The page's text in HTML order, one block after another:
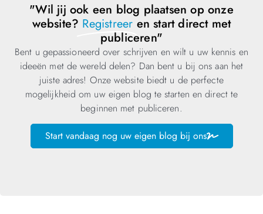
"Wil jij ook een blog plaatsen op onze
website? Registreer en start direct met
publiceren"
Bent u gepassioneerd over schrijven en wilt u uw kennis en
ideeën met de wereld delen? Dan bent u bij ons aan het
juiste adres! Onze website biedt u de perfecte
mogelijkheid om uw eigen blog te starten en direct te
beginnen met publiceren.
Start vandaag nog uw eigen blog bij ons